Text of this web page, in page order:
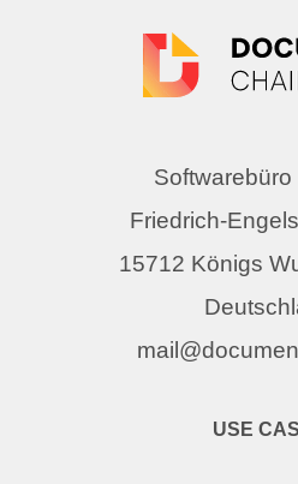
Friedrich-
15712 Königs
USE